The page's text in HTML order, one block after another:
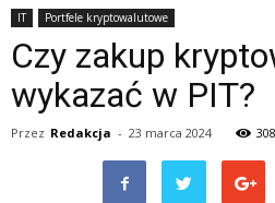
IT Portfele kryptowalutowe
Czy zakup
wykazać w PIT?
Przez Redakcja - 23 marca 2024 308